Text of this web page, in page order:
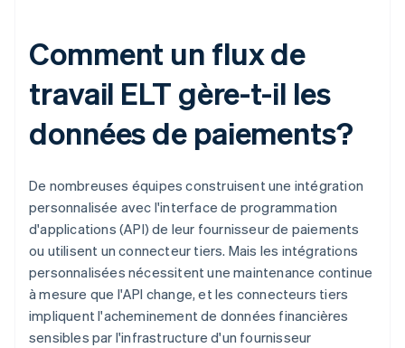
Comment un flux de
travail ELT gère-t-il les
données de paiements?
De nombreuses équipes construisent une intégration
personnalisée avec l'interface de programmation
d'applications (API) de leur fournisseur de paiements
ou utilisent un connecteur tiers. Mais les intégrations
personnalisées nécessitent une maintenance continue
à mesure que l'API change, et les connecteurs tiers
impliquent l'acheminement de données financières
sensibles par l'infrastructure d'un fournisseur